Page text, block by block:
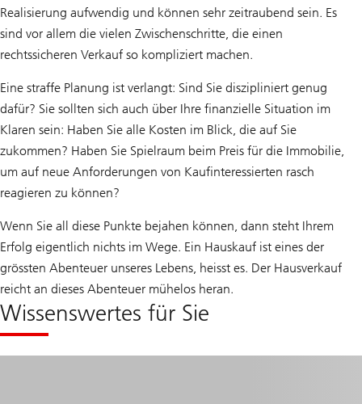
Realisierung aufwendig und können sehr zeitraubend sein. Es
sind vor allem die vielen Zwischenschritte, die einen
rechtssicheren Verkauf so kompliziert machen.
Eine straffe Planung ist verlangt: Sind Sie diszipliniert genug
dafür? Sie sollten sich auch über Ihre finanzielle Situation im
Klaren sein: Haben Sie alle Kosten im Blick, die auf Sie
zukommen? Haben Sie Spielraum beim Preis für die Immobilie,
um auf neue Anforderungen von Kaufinteressierten rasch
reagieren zu können?
Wenn Sie all diese Punkte bejahen können, dann steht Ihrem
Erfolg eigentlich nichts im Wege. Ein Hauskauf ist eines der
grössten Abenteuer unseres Lebens, heisst es. Der Hausverkauf
reicht an dieses Abenteuer mühelos heran.
Wissenswertes für Sie